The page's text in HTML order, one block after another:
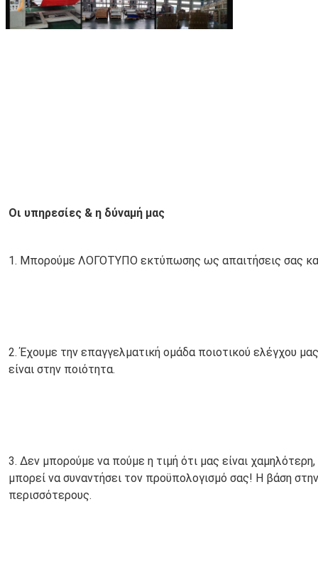
Οι υπηρεσίες & η δύναμή μας
1. Μπορούμε ΛΟΓΟΤΥΠΟ εκτύπωσης ως απαιτήσεις σας
2. Έχουμε την επαγγελματική ομάδα ποιοτικού ελέγχου
είναι στην ποιότητα.
3. Δεν μπορούμε να πούμε η τιμή ότι μας είναι
μπορεί να συναντήσει τον προϋπολογισμό σας! Η βάση
περισσότερους.